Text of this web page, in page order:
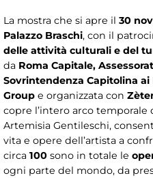
La mostra che si apre il 30
Palazzo Braschi, con il
delle attività culturali e del
da Roma Capitale,
Sovrintendenza Capitolina
Group e organizzata con
copre l’intero arco temporale
Artemisia Gentileschi,
vita e opere dell’artista a
circa 100 sono in totale le
ogni parte del mondo, da